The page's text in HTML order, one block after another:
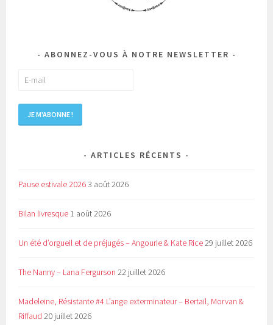
ABONNEZ-VOUS À NOTRE NEWSLETTER
ARTICLES RÉCENTS
Pause estivale 20263 août 2026
Bilan livresque 1 août 2026
Un été d’orgueil et de préjugés – Angourie & Kate Rice29 juillet 2026
The Nanny – Lana Fergurson 22 juillet 2026
Madeleine, Résistante #4 L’ange exterminateur – Bertail, Morvan &
Riffaud 20 juillet 2026